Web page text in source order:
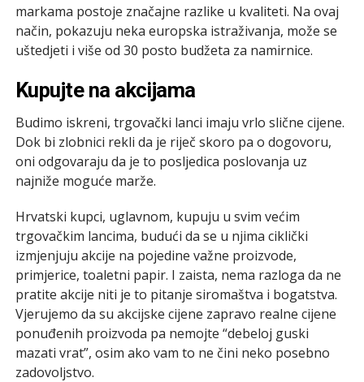
markama postoje značajne razlike u kvaliteti. Na ovaj
način, pokazuju neka europska istraživanja, može se
uštedjeti i više od 30 posto budžeta za namirnice.
Kupujte na akcijama
Budimo iskreni, trgovački lanci imaju vrlo slične cijene.
Dok bi zlobnici rekli da je riječ skoro pa o dogovoru,
oni odgovaraju da je to posljedica poslovanja uz
najniže moguće marže.
Hrvatski kupci, uglavnom, kupuju u svim većim
trgovačkim lancima, budući da se u njima ciklički
izmjenjuju akcije na pojedine važne proizvode,
primjerice, toaletni papir. I zaista, nema razloga da ne
pratite akcije niti je to pitanje siromaštva i bogatstva.
Vjerujemo da su akcijske cijene zapravo realne cijene
ponuđenih proizvoda pa nemojte “debeloj guski
mazati vrat”, osim ako vam to ne čini neko posebno
zadovoljstvo.